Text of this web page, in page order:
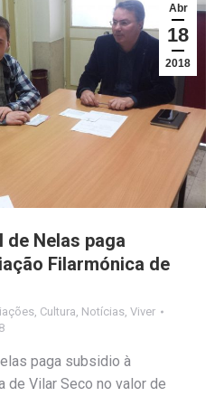
Abr
18
2018
de Nelas paga
Filarmónica de
Cultura Notícias Viver
paga subsidio à
de Vilar Seco no valor de